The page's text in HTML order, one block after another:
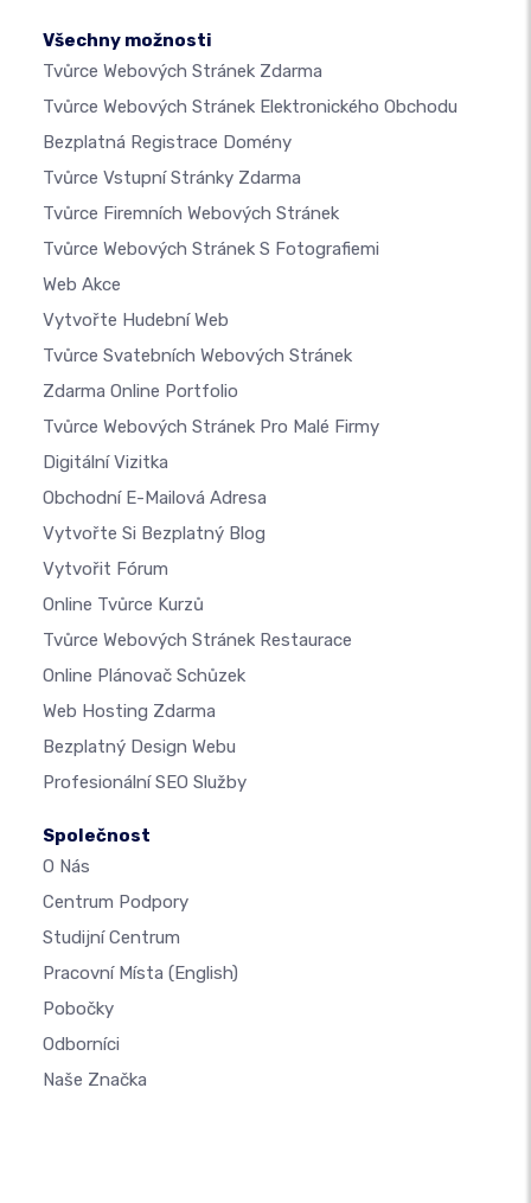
Všechny možnosti
Tvůrce Webových Stránek Zdarma
Tvůrce Webových Stránek Elektronického Obchodu
Bezplatná Registrace Domény
Tvůrce Vstupní Stránky Zdarma
Tvůrce Firemních Webových Stránek
Tvůrce Webových Stránek S Fotografiemi
Web Akce
Vytvořte Hudební Web
Tvůrce Svatebních Webových Stránek
Zdarma Online Portfolio
Tvůrce Webových Stránek Pro Malé Firmy
Digitální Vizitka
Obchodní E-Mailová Adresa
Vytvořte Si Bezplatný Blog
Vytvořit Fórum
Online Tvůrce Kurzů
Tvůrce Webových Stránek Restaurace
Online Plánovač Schůzek
Web Hosting Zdarma
Bezplatný Design Webu
Profesionální SEO Služby
Společnost
O Nás
Centrum Podpory
Studijní Centrum
Pracovní Místa (English)
Pobočky
Odborníci
Naše Značka